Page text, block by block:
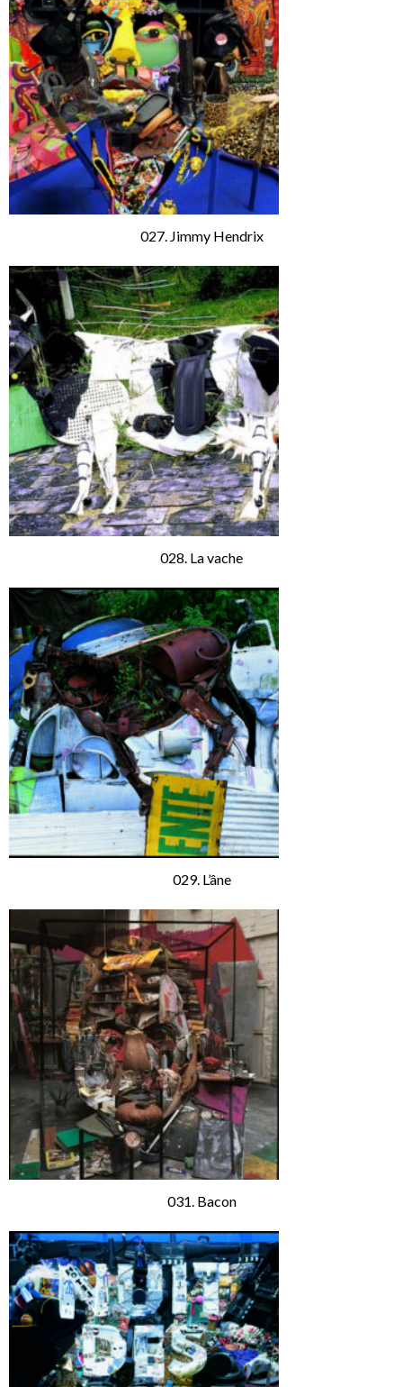
027. Jimmy Hendrix
028. La vache
029. L’âne
031. Bacon